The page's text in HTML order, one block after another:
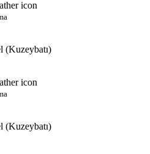
(Kuzeybatı)
(Kuzeybatı)